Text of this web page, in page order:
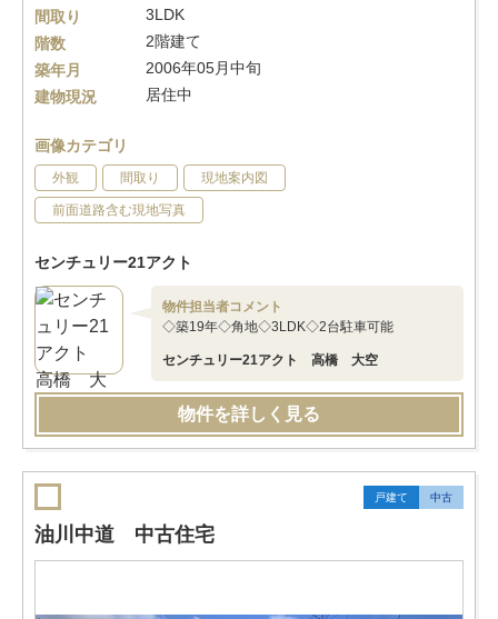
間取り
3LDK
階数
2階建て
築年月
2006年05月中旬
建物現況
居住中
画像カテゴリ
外観 間取り 現地案内図
前面道路含む現地写真
センチュリー21アクト
物件担当者コメント
◇築19年◇角地◇3LDK◇2台駐車可能
センチュリー21アクト 高橋 大空
物件を詳しく見る
戸建て 中古
油川中道 中古住宅